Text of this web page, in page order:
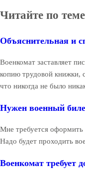
Читайте по теме
Объяснительная и
Военкомат заставляет
копию трудовой книжки,
что никогда не было
Нужен военный
Мне требуется оформить
Надо будет проходить
Военкомат требует